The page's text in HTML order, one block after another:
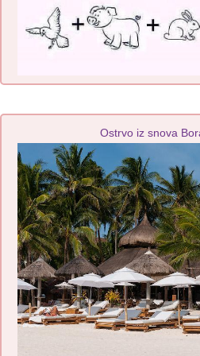
Ostrvo iz snova